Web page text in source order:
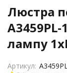
Люстра
A3459PL-
лампу
Артикул: